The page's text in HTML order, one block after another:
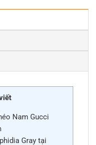
Nam Gucci
Gray tại